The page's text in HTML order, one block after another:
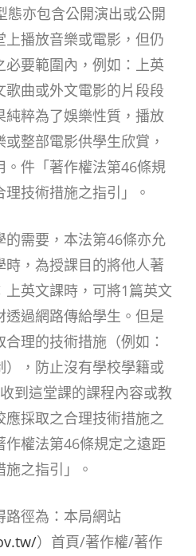
態亦包含公開演出或公開
上播放音樂或電影，但仍
要範圍內，例如：上英
曲或外文電影的片段段
純粹為了娛樂性質，播放
整部電影供學生欣賞，
。件「著作權法第46條規
技術措施之指引」。
的需要，本法第46條亦允
，為授課目的將他人著
英文課時，可將1篇英文
過網路傳給學生。但是
理的技術措施（例如：
），防止沒有學校學籍或
到這堂課的課程內容或教
採取之合理技術措施之
權法第46條規定之遠距
之指引」。
路徑為：本局網站
）首頁/著作權/著作